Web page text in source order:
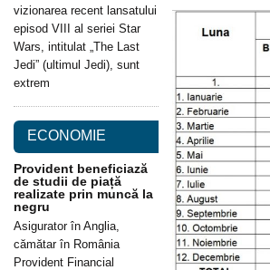
vizionarea recent lansatului
episod VIII al seriei Star
Wars, intitulat „The Last
Jedi” (ultimul Jedi), sunt
extrem
ECONOMIE
Provident beneficiază
de studii de piață
realizate prin muncă la
negru
Asigurator în Anglia,
cămătar în România
Provident Financial